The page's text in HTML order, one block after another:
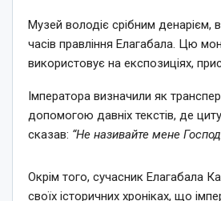
Музей володіє срібним денарієм,
часів правління Елагабала. Цю
використовує на експозиціях,
Імператора визначили як
допомогою давніх текстів, де
сказав: “Не називайте мене
Окрім того, сучасник Елагабала
своїх історичних хроніках, що